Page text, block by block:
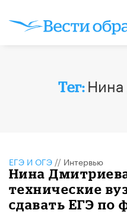
Тег:
ЕГЭ И ОГЭ // Интервью
Нина
технические
сдавать ЕГЭ по